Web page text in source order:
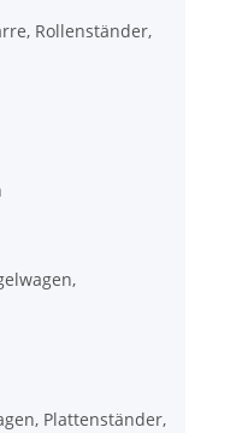
Rollenständer,
Plattenständer,